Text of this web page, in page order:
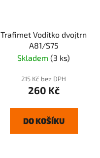
Trafimet Vodítko dvojtrn
A81/S75
Skladem (3 ks)
215 Kč bez DPH
260 Kč
DO KOŠÍKU